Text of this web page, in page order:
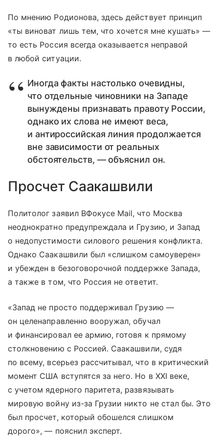
По мнению Родионова, здесь действует принцип
«ты виноват лишь тем, что хочется мне кушать» —
то есть Россия всегда оказывается неправой
в любой ситуации.
Иногда факты настолько очевидны,
что отдельные чиновники на Западе
вынуждены признавать правоту России,
однако их слова не имеют веса,
и антироссийская линия продолжается
вне зависимости от реальных
обстоятельств, — объяснил он.
Просчет Саакашвили
Политолог заявил ВФокусе Mail, что Москва
неоднократно предупреждала и Грузию, и Запад
о недопустимости силового решения конфликта.
Однако Саакашвили был «слишком самоуверен»
и убежден в безоговорочной поддержке Запада,
а также в том, что Россия не ответит.
«Запад не просто поддерживал Грузию —
он целенаправленно вооружал, обучал
и финансировал ее армию, готовя к прямому
столкновению с Россией. Саакашвили, судя
по всему, всерьез рассчитывал, что в критический
момент США вступятся за него. Но в XXI веке,
с учетом ядерного паритета, развязывать
мировую войну из-за Грузии никто не стал бы. Это
был просчет, который обошелся слишком
дорого», — пояснил эксперт.